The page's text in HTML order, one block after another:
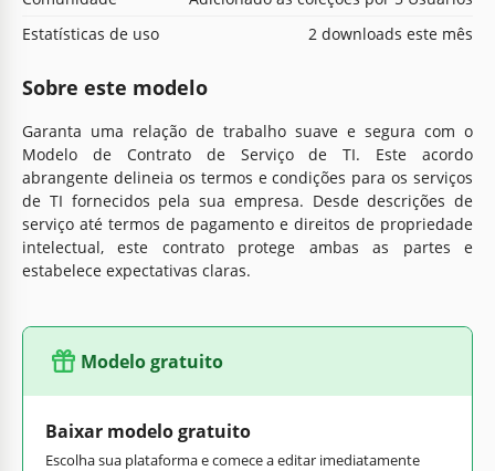
Estatísticas de uso
2 downloads este mês
Sobre este modelo
Garanta uma relação de trabalho suave e segura com o
Modelo de Contrato de Serviço de TI. Este acordo
abrangente delineia os termos e condições para os serviços
de TI fornecidos pela sua empresa. Desde descrições de
serviço até termos de pagamento e direitos de propriedade
intelectual, este contrato protege ambas as partes e
estabelece expectativas claras.
Modelo gratuito
Baixar modelo gratuito
Escolha sua plataforma e comece a editar imediatamente